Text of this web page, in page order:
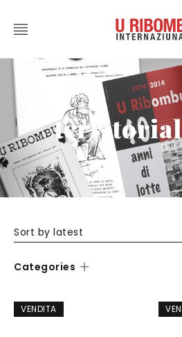
Sort by latest
Categories
VENDITA